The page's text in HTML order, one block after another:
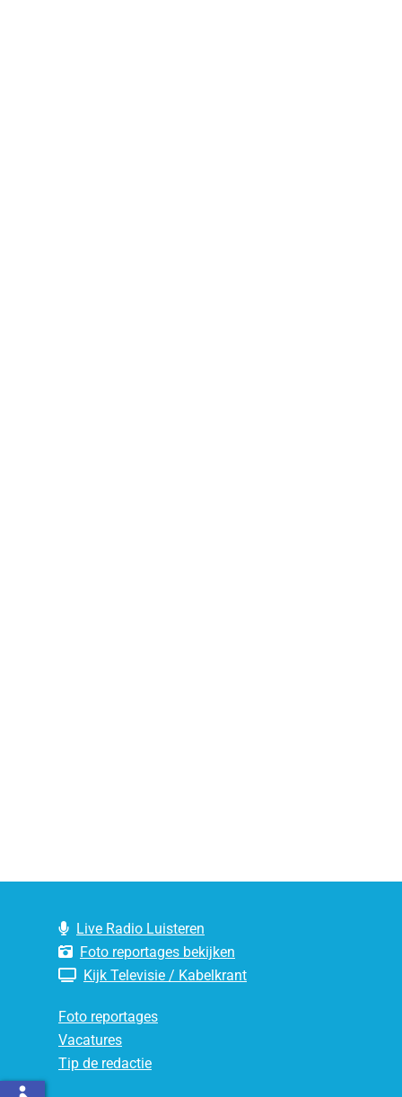
Live Radio Luisteren
Foto reportages bekijken
Kijk Televisie / Kabelkrant
Foto reportages
Vacatures
Tip de redactie